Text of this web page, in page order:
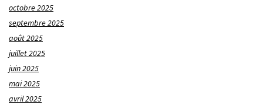
octobre 2025
septembre 2025
août 2025
juillet 2025
juin 2025
mai 2025
avril 2025